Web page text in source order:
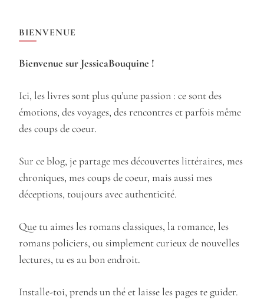
BIENVENUE
Bienvenue sur JessicaBouquine !
Ici, les livres sont plus qu’une passion : ce sont des
émotions, des voyages, des rencontres et parfois même
des coups de coeur.
Sur ce blog, je partage mes découvertes littéraires, mes
chroniques, mes coups de coeur, mais aussi mes
déceptions, toujours avec authenticité.
Que tu aimes les romans classiques, la romance, les
romans policiers, ou simplement curieux de nouvelles
lectures, tu es au bon endroit.
Installe-toi, prends un thé et laisse les pages te guider.